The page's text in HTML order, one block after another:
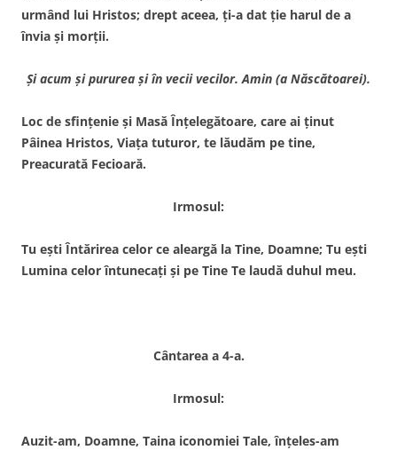
urmând lui Hristos; drept aceea, ţi-a dat ţie harul de a
învia şi morţii.
Şi acum şi pururea şi în vecii vecilor. Amin (a Născătoarei).
Loc de sfinţenie şi Masă Înţelegătoare, care ai ţinut
Pâinea Hristos, Viaţa tuturor, te lăudăm pe tine,
Preacurată Fecioară.
Irmosul:
Tu eşti Întărirea celor ce aleargă la Tine, Doamne; Tu eşti
Lumina celor întunecaţi şi pe Tine Te laudă duhul meu.
Cântarea a 4-a.
Irmosul:
Auzit-am, Doamne, Taina iconomiei Tale, înţeles-am